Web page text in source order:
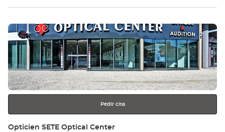
Pulse
ENTER
para
obtener
más
información
Pedir cita
Tienda:
Opticien SETE Optical Center